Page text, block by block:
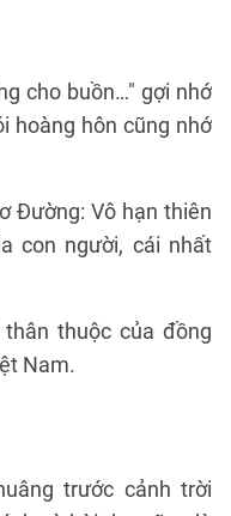
cho buồn…" gợi nhớ
hoàng hôn cũng nhớ
Đường: Vô hạn thiên
con người, cái nhất
thuộc của đồng
Nam.
trước cảnh trời